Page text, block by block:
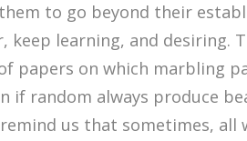
to go beyond their
keep learning, and desiring.
papers on which marbling
if random always produce
us that sometimes, all